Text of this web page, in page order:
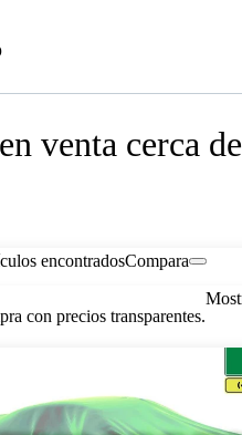
venta cerca de
encontradosCompara
con precios transparentes.